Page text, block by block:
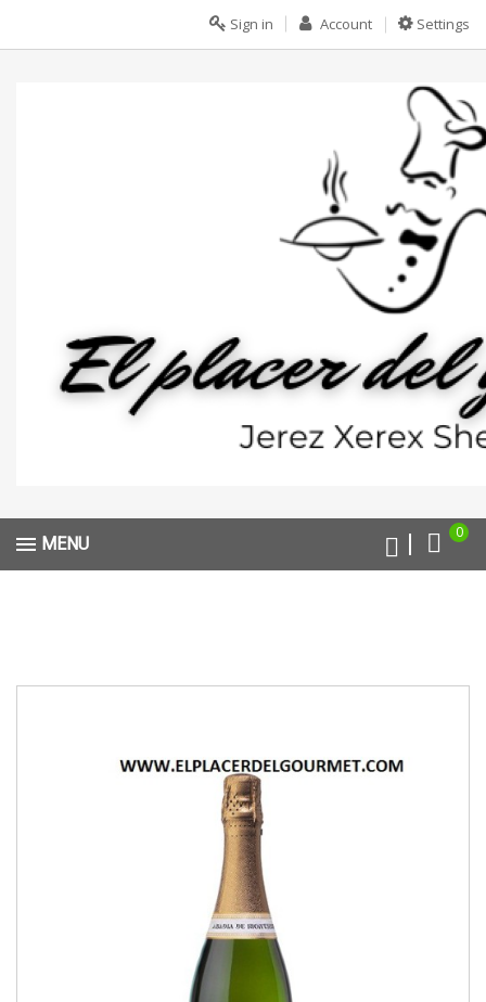
Settings
Account
Sign in
0
MENU